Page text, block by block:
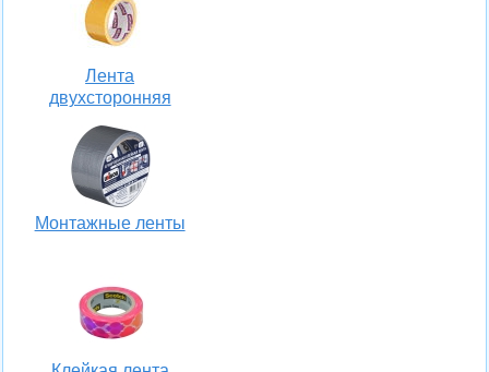
Лента
двухсторонняя
Монтажные ленты